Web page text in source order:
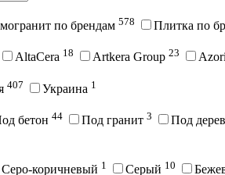
по брендам 578 Плитка по
AltaCera 18 Artkera Group 23 Azori
407 Украина 1
бетон 44 Под гранит 3 Под
Cеро-коричневый 1 Cерый 10